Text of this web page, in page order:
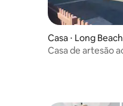
Casa ⋅ Long Beach
Casa de artesão